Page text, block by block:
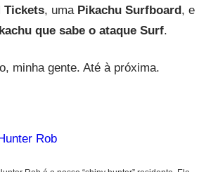
Tickets, uma Pikachu Surfboard , e
que sabe o ataque Surf.
minha gente. Até à próxima.
Rob